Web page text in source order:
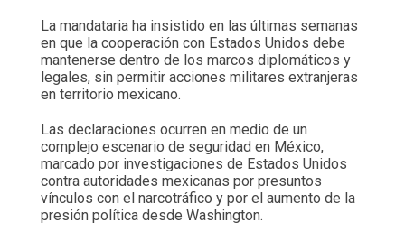
La mandataria ha insistido en las últimas semanas
en que la cooperación con Estados Unidos debe
mantenerse dentro de los marcos diplomáticos y
legales, sin permitir acciones militares extranjeras
en territorio mexicano.
Las declaraciones ocurren en medio de un
complejo escenario de seguridad en México,
marcado por investigaciones de Estados Unidos
contra autoridades mexicanas por presuntos
vínculos con el narcotráfico y por el aumento de la
presión política desde Washington.